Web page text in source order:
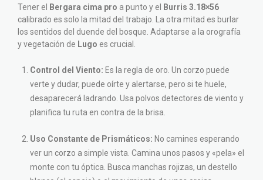
Tener el Bergara cima pro a punto y el
Burris 3.18×56
calibrado es solo la mitad del trabajo. La otra mitad es burlar
los sentidos del duende del bosque. Adaptarse a la orografía
y vegetación de Lugo es crucial.
Control del Viento: Es la regla de oro. Un corzo puede
verte y dudar, puede oírte y alertarse, pero si te huele,
desaparecerá ladrando. Usa polvos detectores de viento y
planifica tu ruta en contra de la brisa.
Uso Constante de Prismáticos: No camines esperando
ver un corzo a simple vista. Camina unos pasos y «pela» el
monte con tu óptica. Busca manchas rojizas, un destello